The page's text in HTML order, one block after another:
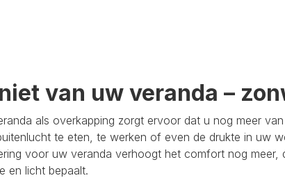
van uw veranda –
als overkapping zorgt ervoor dat u nog meer
te eten, te werken of even de drukte in uw
voor uw veranda verhoogt het comfort nog meer,
en licht bepaalt.